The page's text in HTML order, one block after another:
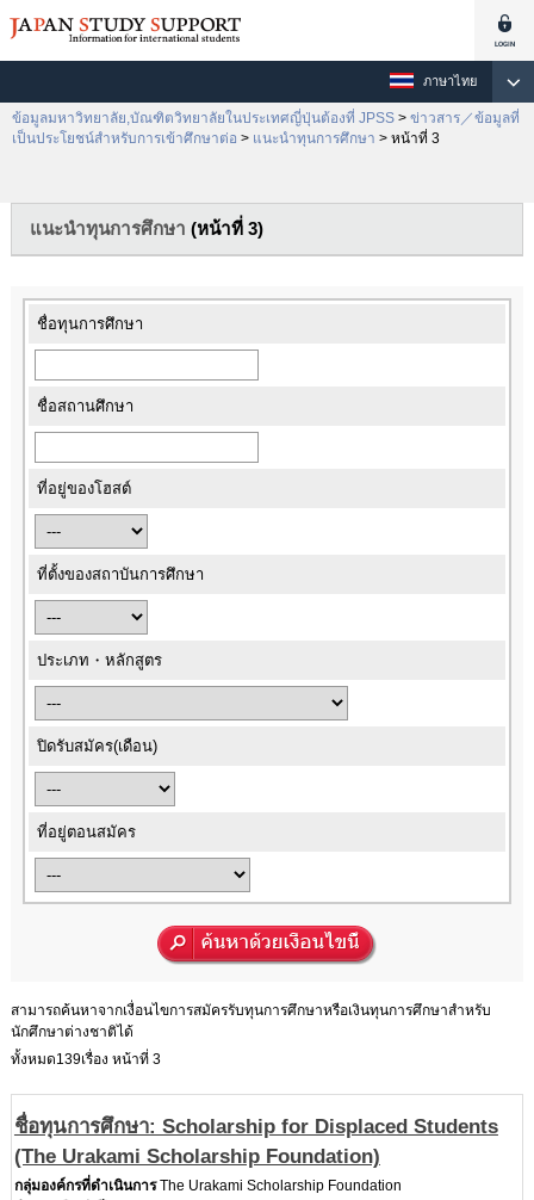
ภาษาไทย
ข้อมูลมหาวิทยาลัย,บัณฑิตวิทยาลัยในประเทศญี่ปุ่นต้องที่ JPSS > ข่าวสาร／ข้อมูลที่
เป็นประโยชน์สำหรับการเข้าศึกษาต่อ > แนะนำทุนการศึกษา > หน้าที่ 3
แนะนำทุนการศึกษา (หน้าที่ 3)
ชื่อทุนการศึกษา
ชื่อสถานศึกษา
ที่อยู่ของโฮสต์
ที่ตั้งของสถาบันการศึกษา
ประเภท・หลักสูตร
ปิดรับสมัคร(เดือน)
ที่อยู่ตอนสมัคร
สามารถค้นหาจากเงื่อนไขการสมัครรับทุนการศึกษาหรือเงินทุนการศึกษาสำหรับ
นักศึกษาต่างชาติได้
ทั้งหมด139เรื่อง หน้าที่ 3
ชื่อทุนการศึกษา: Scholarship for Displaced Students
(The Urakami Scholarship Foundation)
กลุ่มองค์กรที่ดำเนินการThe Urakami Scholarship Foundation